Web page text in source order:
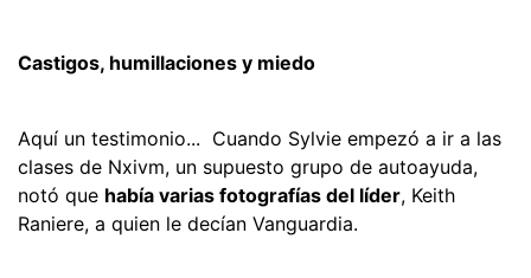
Castigos, humillaciones y miedo
Aquí un testimonio... Cuando Sylvie empezó a ir a las
clases de Nxivm, un supuesto grupo de autoayuda,
notó que había varias fotografías del líder, Keith
Raniere, a quien le decían Vanguardia.